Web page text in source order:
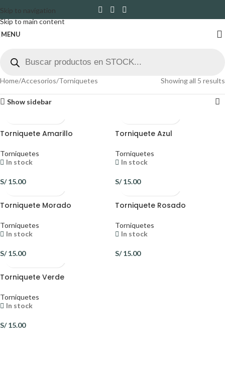
Skip to navigation
Skip to main content
MENU
Home Accesorios Torniquetes Showing all 5 results
Show sidebar
Torniquete Amarillo
Torniquetes
In stock
S/15.00
Torniquete Azul
Torniquetes
In stock
S/15.00
Torniquete Morado
Torniquetes
In stock
S/15.00
Torniquete Rosado
Torniquetes
In stock
S/15.00
Torniquete Verde
Torniquetes
In stock
S/15.00